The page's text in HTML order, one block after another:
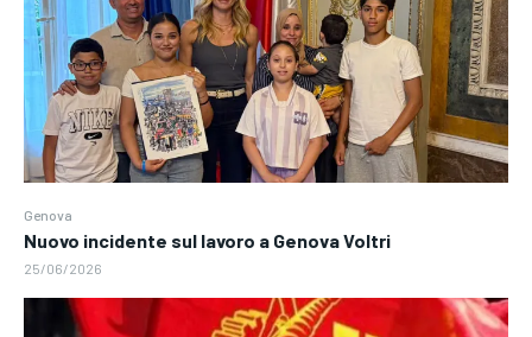
Genova
Nuovo incidente sul lavoro a Genova Voltri
25/06/2026